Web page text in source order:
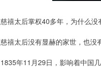
慈禧太后掌权40多年，为什么
慈禧太后没有显赫的家世，也没
1835年11月29日，影响着中国